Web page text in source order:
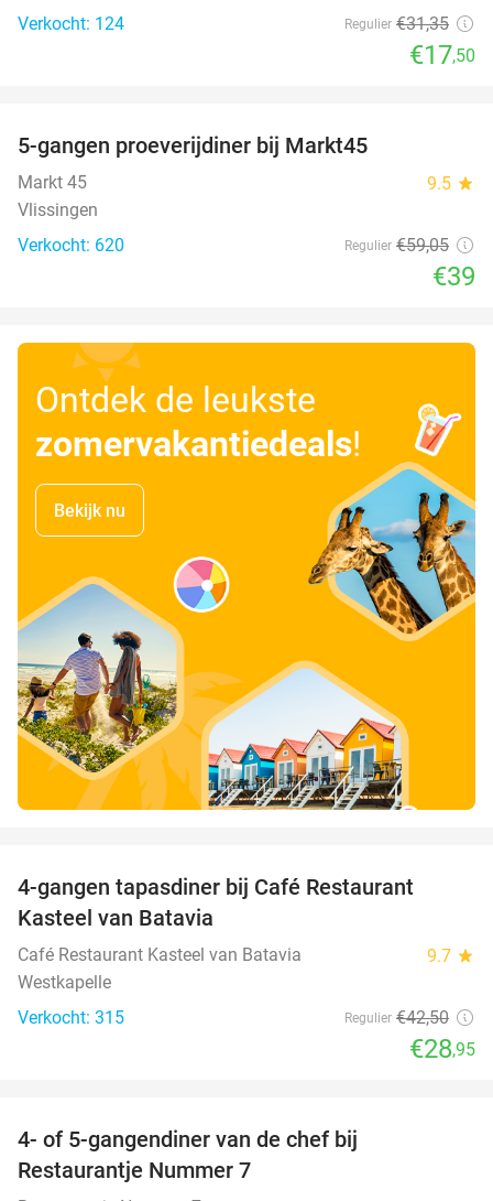
Verkocht: 124
Regulier €31,35
€17,50
5-gangen proeverijdiner bij Markt45
Markt 45 9.5 star
Vlissingen
Verkocht: 620
Regulier €59,05
€39
Ontdek de leukste
zomervakantiedeals!
Bekijk nu
4-gangen tapasdiner bij Café Restaurant
Kasteel van Batavia
Café Restaurant Kasteel van Batavia 9.7 star
Westkapelle
Verkocht: 315
Regulier €42,50
€28,95
4- of 5-gangendiner van de chef bij
Restaurantje Nummer 7